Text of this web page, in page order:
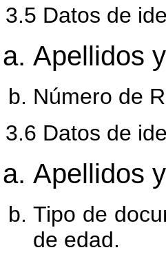
3.5 Datos de
Apellidos
Número de
3.6 Datos de
Apellidos
Tipo de
de edad.